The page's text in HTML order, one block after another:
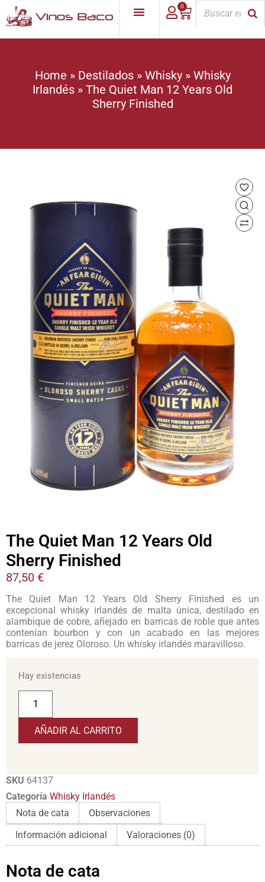
0
Home » Destilados» Whisky» Whisky
Irlandés » The Quiet Man 12 Years Old
Sherry Finished
The Quiet Man 12 Years Old
Sherry Finished
87,50 €
The Quiet Man 12 Years Old Sherry Finished es un
excepcional whisky irlandés de malta única, destilado en
alambique de cobre, añejado en barricas de roble que antes
contenían bourbon y con un acabado en las mejores
barricas de jerez Oloroso. Un whisky irlandés maravilloso.
Hay existencias
AÑADIR AL CARRITO
SKU 64137
Categoría Whisky Irlandés
Nota de cata
Observaciones
Información adicional
Valoraciones (0)
Nota de cata